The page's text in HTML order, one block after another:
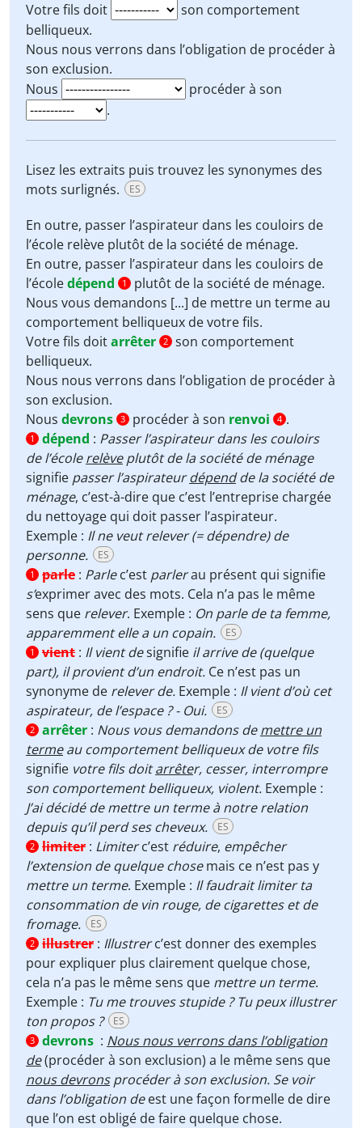
Votre fils doit
son comportement
belliqueux.
Nous nous verrons dans l’obligation de procéder à
son exclusion.
Nous
procéder à son
.
Lisez les extraits puis trouvez les synonymes des
mots surlignés.
ES
En outre, passer l’aspirateur dans les couloirs de
l’école relève plutôt de la société de ménage.
En outre, passer l’aspirateur dans les couloirs de
l’écoledépend 1
plutôt de la société de ménage.
Nous vous demandons [...] de mettre un termeau
comportement belliqueux de votre fils.
Votre fils doitarrêter 2 son comportement
belliqueux.
Nous nous verrons dans l’obligation de procéder à
son exclusion.
Nous devrons 3 procéder à son renvoi 4 .
1 dépend : Passer l’aspirateur dans les couloirs
de l’écolerelèveplutôt de la société de ménage
signifie passer l’aspirateurdépendde la société de
ménage, c’est-à-dire que c’est l’entreprise chargée
du nettoyage qui doit passer l’aspirateur.
Exemple : Il ne veut relever (= dépendre) de
personne.
ES
1 parle : Parlec’est parlerau présent qui signifie
s’exprimer avec des mots. Cela n’a pas le même
sens que relever. Exemple : On parle de ta femme,
apparemment elle a un copain.
ES
1 vient : Il vient designifie ilarrive de (quelque
part), il provient d’un endroit. Ce n’est pas un
synonyme de relever de. Exemple : Il vient d’où cet
aspirateur, de l’espace ? - Oui.
ES
2 arrêter : Nous vous demandons demettre un
termeau comportement belliqueux de votre fils
signifie votre fils doitarrêter, cesser, interrompre
son comportement belliqueux, violent. Exemple :
J’ai décidé de mettre un terme à notre relation
depuis qu’il perd ses cheveux.
ES
2 limiter : Limiterc’est réduire, empêcher
l’extension de quelque chosemais ce n’est pas y
mettre un terme. Exemple : Il faudrait limiter ta
consommation de vin rouge, de cigarettes et de
fromage.
ES
2 illustrer : Illustrerc’est donner des exemples
pour expliquer plus clairement quelque chose,
cela n’a pas le même sens que mettre un terme.
Exemple : Tu me trouves stupide ? Tu peux illustrer
ton propos ?
ES
3 devrons : Nous nous verrons dans l’obligation
de(procéder à son exclusion) a le même sens que
nous devronsprocéder à son exclusion. Se voir
dans l’obligation deest une façon formelle de dire
que l’on est obligé de faire quelque chose.